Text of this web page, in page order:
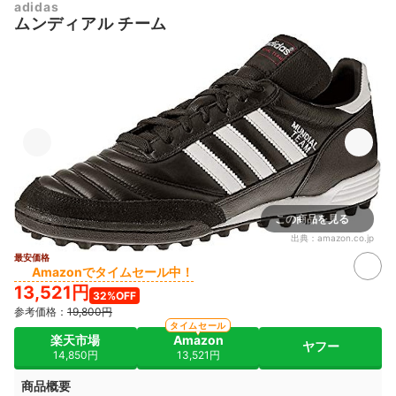
adidas
ムンディアル チーム
この商品を見る
出典： amazon.co.jp
最安価格
Amazonでタイムセール中！
13,521円 32%OFF
参考価格： 19,800円
楽天市場
14,850円
Amazon
13,521円
タイムセール
ヤフー
商品概要